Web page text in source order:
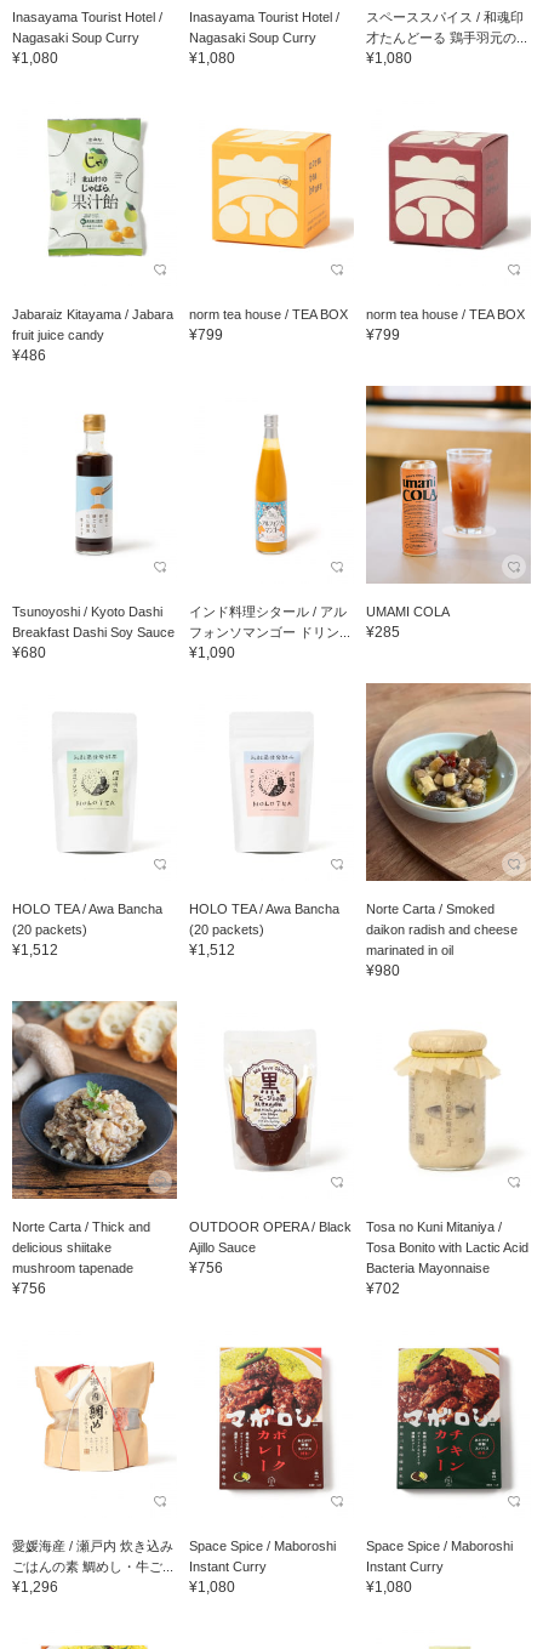
Inasayama Tourist Hotel /
Nagasaki Soup Curry
¥1,080
Inasayama Tourist Hotel /
Nagasaki Soup Curry
¥1,080
スペーススパイス / 和魂印
才たんどーる 鶏手羽元の...
¥1,080
Jabaraiz Kitayama / Jabara
fruit juice candy
¥486
norm tea house / TEA BOX
¥799
norm tea house / TEA BOX
¥799
Tsunoyoshi / Kyoto Dashi
Breakfast Dashi Soy Sauce
¥680
インド料理シタール / アル
フォンソマンゴー ドリン...
¥1,090
UMAMI COLA
¥285
HOLO TEA / Awa Bancha
(20 packets)
¥1,512
HOLO TEA / Awa Bancha
(20 packets)
¥1,512
Norte Carta / Smoked
daikon radish and cheese
marinated in oil
¥980
Norte Carta / Thick and
delicious shiitake
mushroom tapenade
¥756
OUTDOOR OPERA / Black
Ajillo Sauce
¥756
Tosa no Kuni Mitaniya /
Tosa Bonito with Lactic Acid
Bacteria Mayonnaise
¥702
愛媛海産 / 瀬戸内 炊き込み
ごはんの素 鯛めし・牛ご...
¥1,296
Space Spice / Maboroshi
Instant Curry
¥1,080
Space Spice / Maboroshi
Instant Curry
¥1,080